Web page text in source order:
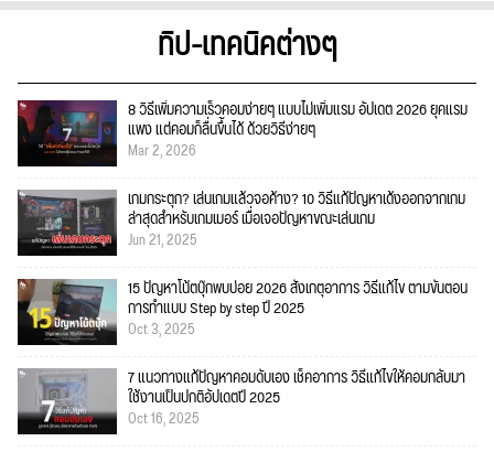
ทิป-เทคนิคต่างๆ
8 วิธีเพิ่มความเร็วคอมง่ายๆ แบบไม่เพิ่มแรม อัปเดต 2026 ยุคแรม
แพง แต่คอมก็ลื่นขึ้นได้ ด้วยวิธีง่ายๆ
Mar 2, 2026
เกมกระตุก? เล่นเกมแล้วจอค้าง? 10 วิธีแก้ปัญหาเด้งออกจากเกม
ล่าสุดสำหรับเกมเมอร์ เมื่อเจอปัญหาขณะเล่นเกม
Jun 21, 2025
15 ปัญหาโน้ตบุ๊กพบบ่อย 2026 สังเกตุอาการ วิธีแก้ไข ตามขั้นตอน
การทำแบบ Step by step ปี 2025
Oct 3, 2025
7 แนวทางแก้ปัญหาคอมดับเอง เช็คอาการ วิธีแก้ไขให้คอมกลับมา
ใช้งานเป็นปกติอัปเดตปี 2025
Oct 16, 2025